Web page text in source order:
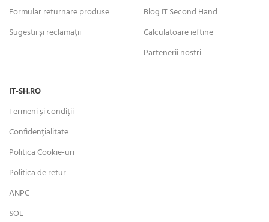
Formular returnare produse
Sugestii și reclamații
Blog IT Second Hand
Calculatoare ieftine
Partenerii nostri
IT-SH.RO
Termeni și condiții
Confidențialitate
Politica Cookie-uri
Politica de retur
ANPC
SOL